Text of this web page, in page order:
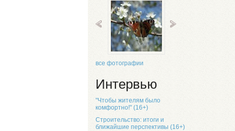
все фотографии
Интервью
"Чтобы жителям было
комфортно!" (16+)
Строительство: итоги и
ближайшие перспективы (16+)